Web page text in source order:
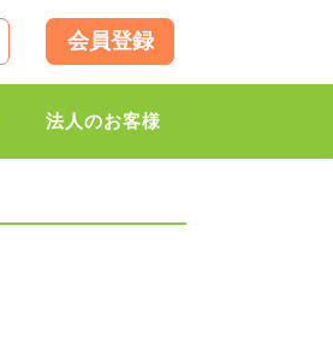
会員登録
法人のお客様